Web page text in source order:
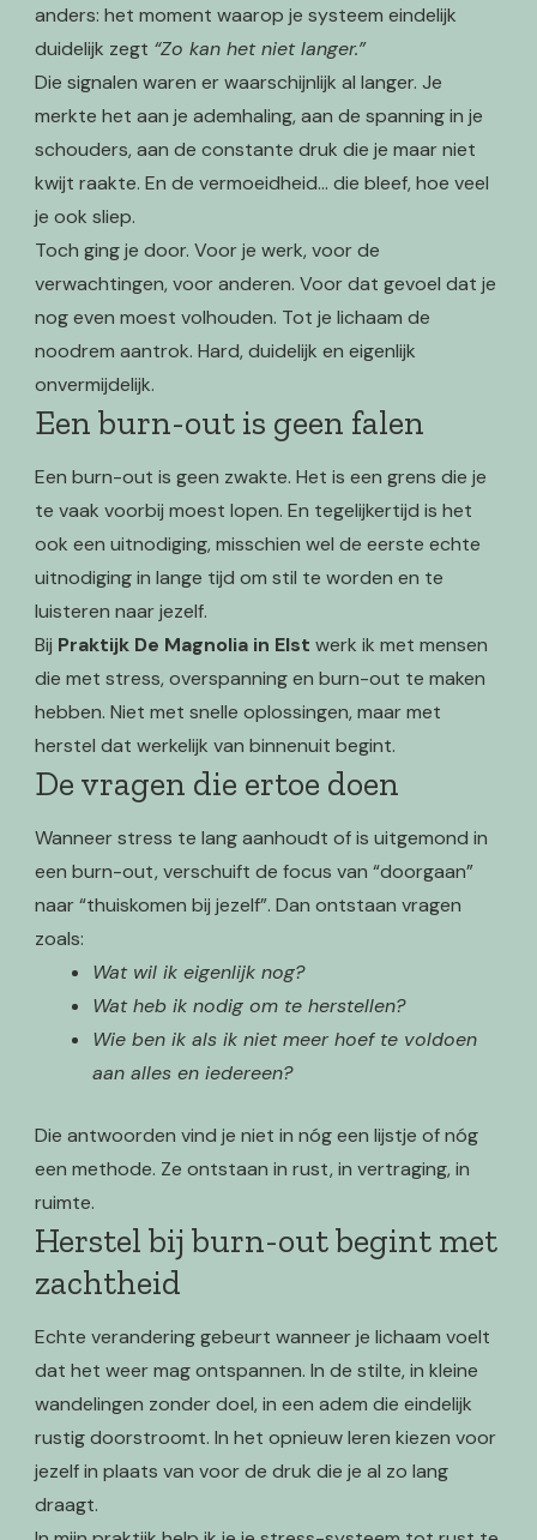
anders: het moment waarop je systeem eindelijk
duidelijk zegt “Zo kan het niet langer.”
Die signalen waren er waarschijnlijk al langer. Je
merkte het aan je ademhaling, aan de spanning in je
schouders, aan de constante druk die je maar niet
kwijt raakte. En de vermoeidheid… die bleef, hoe veel
je ook sliep.
Toch ging je door. Voor je werk, voor de
verwachtingen, voor anderen. Voor dat gevoel dat je
nog even moest volhouden. Tot je lichaam de
noodrem aantrok. Hard, duidelijk en eigenlijk
onvermijdelijk.
Een burn-out is geen falen
Een burn-out is geen zwakte. Het is een grens die je
te vaak voorbij moest lopen. En tegelijkertijd is het
ook een uitnodiging, misschien wel de eerste echte
uitnodiging in lange tijd om stil te worden en te
luisteren naar jezelf.
Bij Praktijk De Magnolia in Elst werk ik met mensen
die met stress, overspanning en burn-out te maken
hebben. Niet met snelle oplossingen, maar met
herstel dat werkelijk van binnenuit begint.
De vragen die ertoe doen
Wanneer stress te lang aanhoudt of is uitgemond in
een burn-out, verschuift de focus van “doorgaan”
naar “thuiskomen bij jezelf”. Dan ontstaan vragen
zoals:
Wat wil ik eigenlijk nog?
Wat heb ik nodig om te herstellen?
Wie ben ik als ik niet meer hoef te voldoen
aan alles en iedereen?
Die antwoorden vind je niet in nóg een lijstje of nóg
een methode. Ze ontstaan in rust, in vertraging, in
ruimte.
Herstel bij burn-out begint met
zachtheid
Echte verandering gebeurt wanneer je lichaam voelt
dat het weer mag ontspannen. In de stilte, in kleine
wandelingen zonder doel, in een adem die eindelijk
rustig doorstroomt. In het opnieuw leren kiezen voor
jezelf in plaats van voor de druk die je al zo lang
draagt.